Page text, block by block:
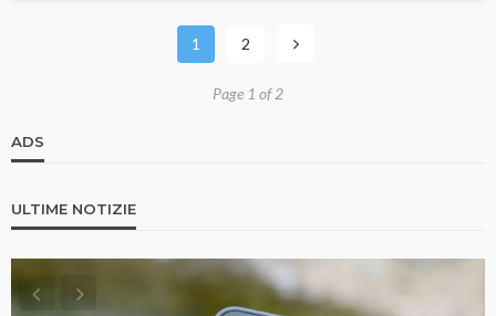
1 2
Page 1 of 2
ADS
ULTIME NOTIZIE